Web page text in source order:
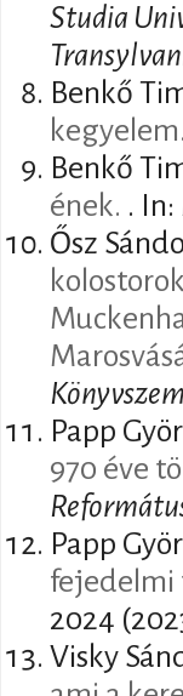
Studia
Benkő
kegyelem.
Benkő
ének. . In:
Ősz
Papp
970 éve
Papp
fejedelmi
2024
Visky